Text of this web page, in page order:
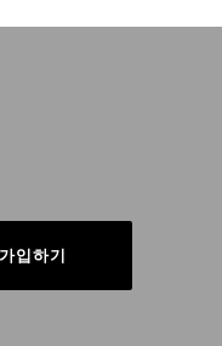
입하기